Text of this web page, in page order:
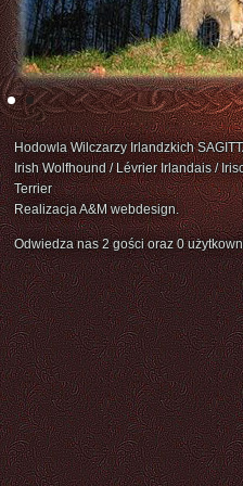
Hodowla Wilczarzy Irlandzkich
Irish Wolfhound / Lévrier Irlandais /
Terrier
Realizacja A&M webdesign.
Odwiedza nas 2 gości oraz 0